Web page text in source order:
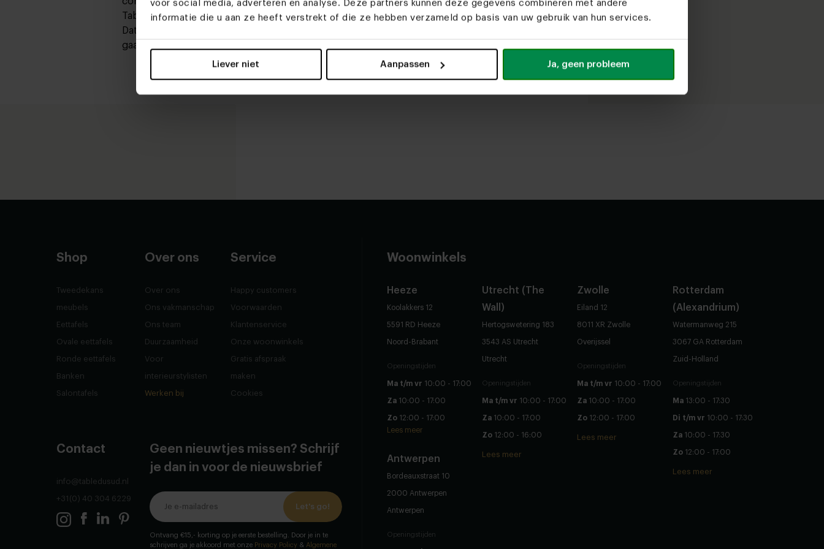
voor social media, adverteren en analyse. Deze partners kunnen deze gegevens combineren met andere
informatie die u aan ze heeft verstrekt of die ze hebben verzameld op basis van uw gebruik van hun services.
Liever niet Aanpassen Ja, geen probleem
Table du Sud werken we volgens het Make to order
principe.
Dat betekent dat we geen voorraad hebben en pas aan de slag
gaan als er een order binnenkomt.
Shop
Tweedekans
meubels
Eettafels
Ovale eettafels
Ronde eettafels
Banken
Salontafels
Over ons
Over ons
Ons vakmanschap
Ons team
Duurzaamheid
Voor
interieurstylisten
Werken bij
Service
Happy customers
Voorwaarden
Klantenservice
Onze woonwinkels
Gratis afspraak
maken
Cookies
Contact
info@tabledusud.nl
+31(0) 40 304 6229
Geen nieuwtjes missen? Schrijf
je dan in voor de nieuwsbrief
Let's go!
Ontvang €15,- korting op je eerste bestelling. Door je in te
schrijven ga je akkoord met onze Privacy Policy & Algemene
Woonwinkels
Heeze
Koolakkers 12
5591 RD Heeze
Noord-Brabant
Openingstijden
Ma t/m vr 10:00 - 17:00
Za10:00 - 17:00
Zo12:00 - 17:00
Lees meer
Antwerpen
Bordeauxstraat 10
2000 Antwerpen
Antwerpen
Openingstijden
Utrecht (The
Wall)
Hertogswetering 183
3543 AS Utrecht
Utrecht
Openingstijden
Ma t/m vr 10:00 - 17:00
Za 10:00 - 17:00
Zo 12:00 - 16:00
Lees meer
Zwolle
Eiland 12
8011 XR Zwolle
Overijssel
Openingstijden
Ma t/m vr 10:00 - 17:00
Za 10:00 - 17:00
Zo 12:00 - 17:00
Lees meer
Rotterdam
(Alexandrium)
Watermanweg 215
3067 GA Rotterdam
Zuid-Holland
Openingstijden
Ma13:00 - 17:30
Di t/m vr 10:00 - 17:30
Za10:00 - 17:30
Zo12:00 - 17:00
Lees meer